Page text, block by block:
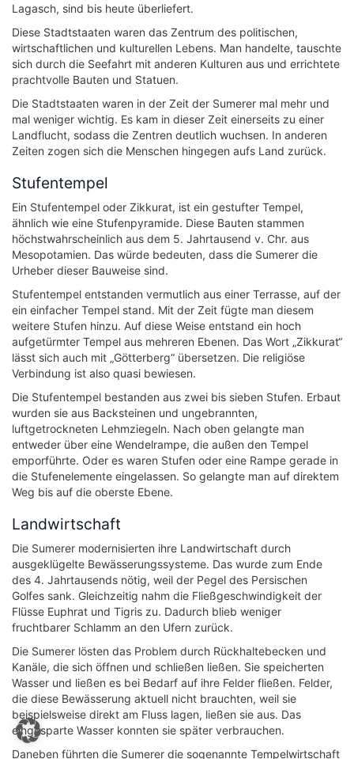
Lagasch, sind bis heute überliefert.
Diese Stadtstaaten waren das Zentrum des politischen,
wirtschaftlichen und kulturellen Lebens. Man handelte, tauschte
sich durch die Seefahrt mit anderen Kulturen aus und errichtete
prachtvolle Bauten und Statuen.
Die Stadtstaaten waren in der Zeit der Sumerer mal mehr und
mal weniger wichtig. Es kam in dieser Zeit einerseits zu einer
Landflucht, sodass die Zentren deutlich wuchsen. In anderen
Zeiten zogen sich die Menschen hingegen aufs Land zurück.
Stufentempel
Ein Stufentempel oder Zikkurat, ist ein gestufter Tempel,
ähnlich wie eine Stufenpyramide. Diese Bauten stammen
höchstwahrscheinlich aus dem 5. Jahrtausend v. Chr. aus
Mesopotamien. Das würde bedeuten, dass die Sumerer die
Urheber dieser Bauweise sind.
Stufentempel entstanden vermutlich aus einer Terrasse, auf der
ein einfacher Tempel stand. Mit der Zeit fügte man diesem
weitere Stufen hinzu. Auf diese Weise entstand ein hoch
aufgetürmter Tempel aus mehreren Ebenen. Das Wort „Zikkurat“
lässt sich auch mit „Götterberg“ übersetzen. Die religiöse
Verbindung ist also quasi bewiesen.
Die Stufentempel bestanden aus zwei bis sieben Stufen. Erbaut
wurden sie aus Backsteinen und ungebrannten,
luftgetrockneten Lehmziegeln. Nach oben gelangte man
entweder über eine Wendelrampe, die außen den Tempel
emporführte. Oder es waren Stufen oder eine Rampe gerade in
die Stufenelemente eingelassen. So gelangte man auf direktem
Weg bis auf die oberste Ebene.
Landwirtschaft
Die Sumerer modernisierten ihre Landwirtschaft durch
ausgeklügelte Bewässerungssysteme. Das wurde zum Ende
des 4. Jahrtausends nötig, weil der Pegel des Persischen
Golfes sank. Gleichzeitig nahm die Fließgeschwindigkeit der
Flüsse Euphrat und Tigris zu. Dadurch blieb weniger
fruchtbarer Schlamm an den Ufern zurück.
Die Sumerer lösten das Problem durch Rückhaltebecken und
Kanäle, die sich öffnen und schließen ließen. Sie speicherten
Wasser und ließen es bei Bedarf auf ihre Felder fließen. Felder,
die diese Bewässerung aktuell nicht brauchten, weil sie
beispielsweise direkt am Fluss lagen, ließen sie aus. Das
eingesparte Wasser konnten sie später verbrauchen.
Daneben führten die Sumerer die sogenannte Tempelwirtschaft